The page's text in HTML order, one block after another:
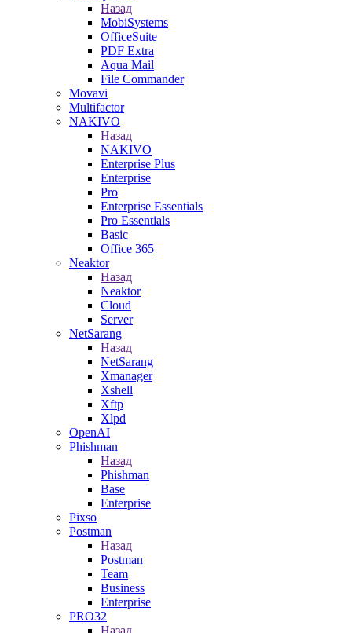
Назад
MobiSystems
OfficeSuite
PDF Extra
Aqua Mail
File Commander
Movavi
Multifactor
NAKIVO
Назад
NAKIVO
Enterprise Plus
Enterprise
Pro
Enterprise Essentials
Pro Essentials
Basic
Office 365
Neaktor
Назад
Neaktor
Cloud
Server
NetSarang
Назад
NetSarang
Xmanager
Xshell
Xftp
Xlpd
OpenAI
Phishman
Назад
Phishman
Base
Enterprise
Pixso
Postman
Назад
Postman
Team
Business
Enterprise
PRO32
Назад